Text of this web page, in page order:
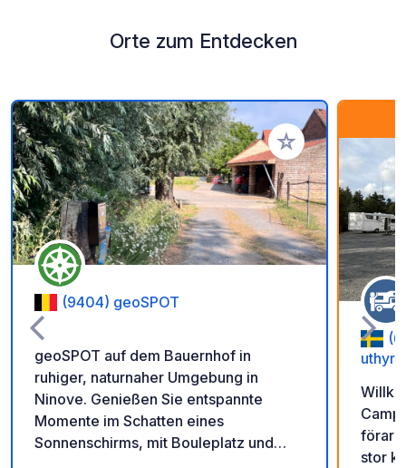
Orte zum Entdecken
Zu Ihren Favoriten
(9404) geoSPOT
geoSPOT auf dem Bauernhof in
ruhiger, naturnaher Umgebung in
Ninove. Genießen Sie entspannte
Momente im Schatten eines
Sonnenschirms, mit Bouleplatz und
stor